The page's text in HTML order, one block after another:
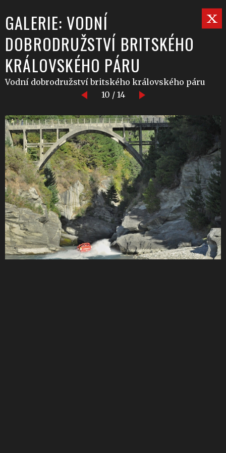
GALERIE: VODNÍ
DOBRODRUŽSTVÍ BRITSKÉHO
KRÁLOVSKÉHO PÁRU
Vodní dobrodružství britského královského páru
10 / 14